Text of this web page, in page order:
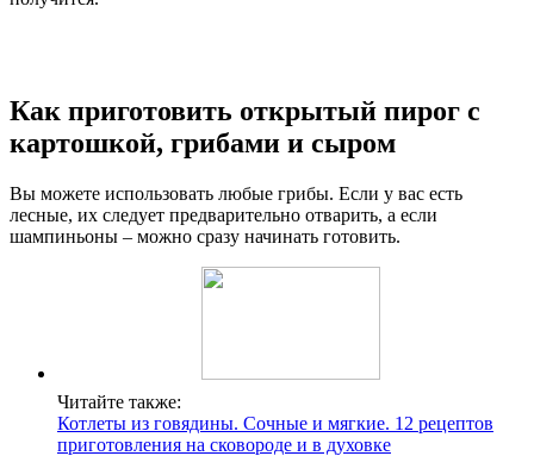
Как приготовить открытый пирог с
картошкой, грибами и сыром
Вы можете использовать любые грибы. Если у вас есть
лесные, их следует предварительно отварить, а если
шампиньоны – можно сразу начинать готовить.
Читайте также:
Котлеты из говядины. Сочные и мягкие. 12 рецептов
приготовления на сковороде и в духовке